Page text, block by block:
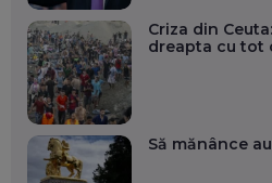
Criza din
dreapta cu tot
Să mănânce